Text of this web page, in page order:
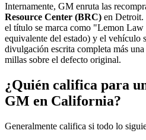
Internamente, GM enruta las
Resource Center (BRC) en Detroit.
el título se marca como "Lemon
equivalente del estado) y el vehículo
divulgación escrita completa más
millas sobre el defecto original.
¿Quién califica para
GM en California?
Generalmente califica si todo lo